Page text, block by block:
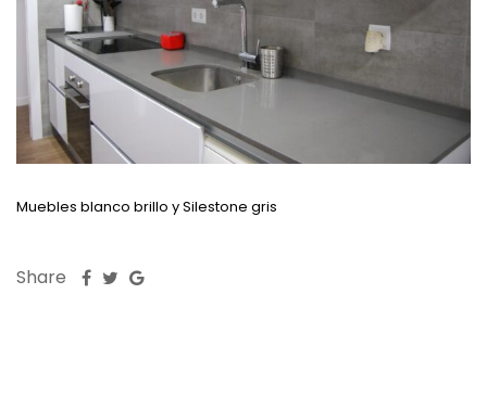
Muebles blanco brillo y Silestone gris
Share